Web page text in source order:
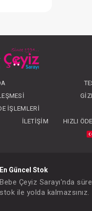
OLUNUZ
İŞLEMLERI
İLETIŞIM
HIZLI
En Güncel Stok
Bebe Çeyiz Sarayı'nda
stok ile yolda kalmazsınız.